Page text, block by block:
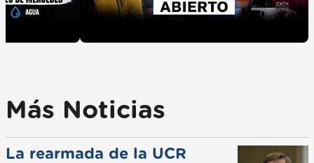
Más Noticias
La rearmada de la UCR